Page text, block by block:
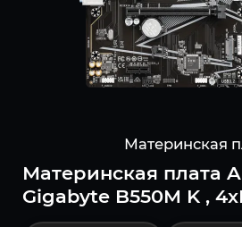
Материнская
Материнская плата
Gigabyte B550M K ,